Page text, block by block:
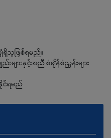
သူဖြစ်ရမည်။
းများနှင့်အညီ စံချိန်စံညွန်းများ
င်ရမည်